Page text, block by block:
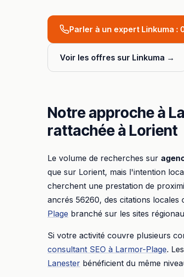
Parler à un expert Linkuma :
Voir les offres sur Linkuma →
Notre approche à
rattachée à Lorient
Le volume de recherches sur
que sur Lorient, mais l'intention
cherchent une prestation de
ancrés 56260, des citations locales
Plage branché sur les sites
Si votre activité couvre plusieurs
consultant SEO à Larmor-Plage.
Lanester bénéficient du même